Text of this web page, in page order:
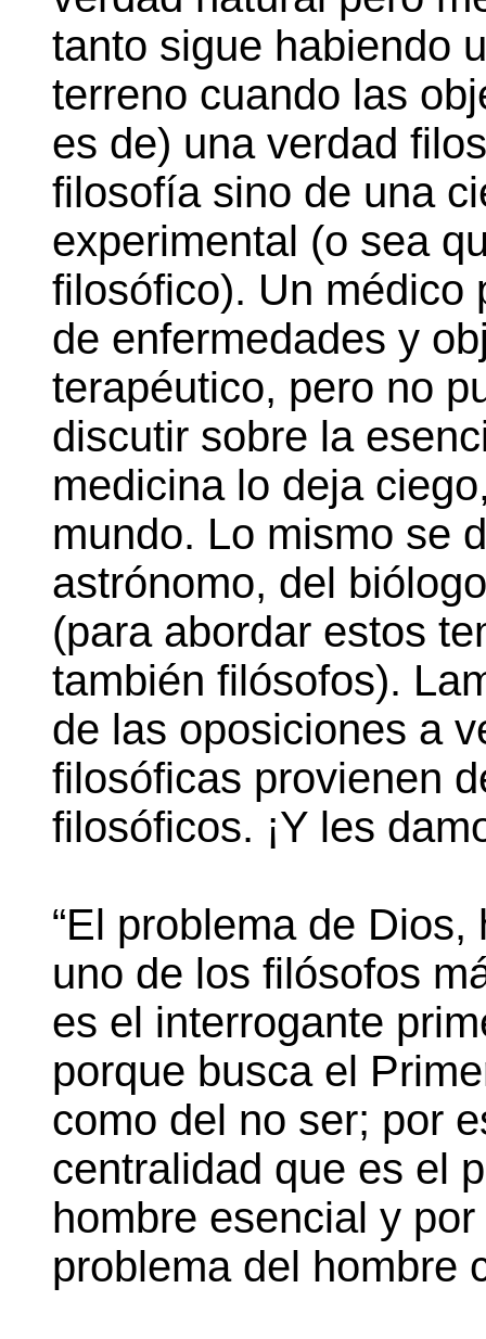
tanto sigue habiendo
terreno cuando las
es de) una verdad
filosofía sino de una
experimental (o sea
filosófico). Un médico
de enfermedades y
terapéutico, pero no
discutir sobre la
medicina lo deja
mundo. Lo mismo se
astrónomo, del
(para abordar estos
también filósofos).
de las oposiciones a
filosóficas provienen
filosóficos. ¡Y les
“El problema de
uno de los filósofos
es el interrogante
porque busca el
como del no ser; por
centralidad que es el
hombre esencial y
problema del hombre